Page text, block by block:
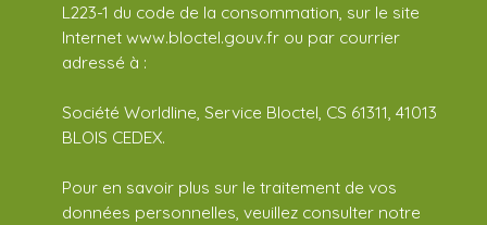
L223-1 du code de la consommation, sur le site
Internet www.bloctel.gouv.fr ou par courrier
adressé à :
Société Worldline, Service Bloctel, CS 61311, 41013
BLOIS CEDEX.
Pour en savoir plus sur le traitement de vos
données personnelles, veuillez consulter notre